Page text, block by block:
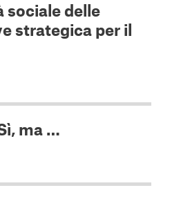
sociale delle
strategica per il
ma …